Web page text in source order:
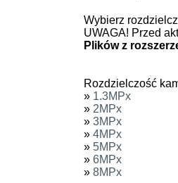
Wybierz
UWAGA! Przed
Plików z
Rozdzielczość
» 1.3MPx
» 2MPx
» 3MPx
» 4MPx
» 5MPx
» 6MPx
» 8MPx